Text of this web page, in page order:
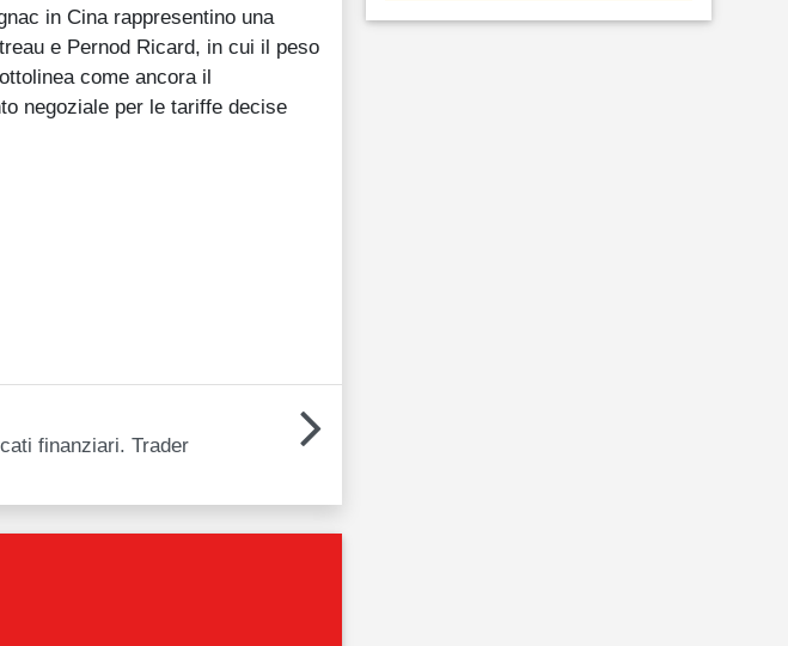
in Cina rappresentino una
e Pernod Ricard, in cui il peso
come ancora il
negoziale per le tariffe decise
finanziari. Trader